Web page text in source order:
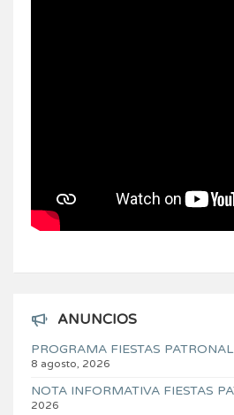
ANUNCIOS
PROGRAMA FIESTAS
8 agosto, 2026
NOTA INFORMATIVA FIESTAS
2026